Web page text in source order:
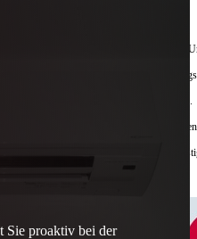
Für Geräte. Für Ressourcen. Für unsere
reparieren wir, was andere
Motor wirkt. Jede Entscheidung macht
statt Verschwendung. Zukunft statt
Sie proaktiv bei der